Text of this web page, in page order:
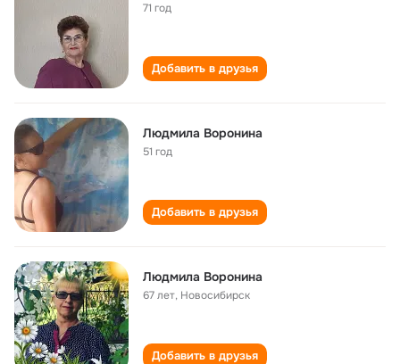
71 год
Добавить в друзья
Людмила Воронина
51 год
Добавить в друзья
Людмила Воронина
67 лет, Новосибирск
Добавить в друзья